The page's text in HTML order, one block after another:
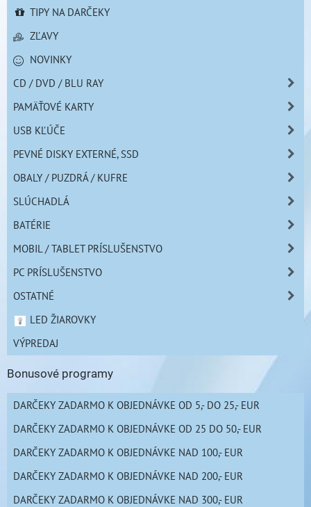
TIPY NA DARČEKY
ZĽAVY
NOVINKY
CD / DVD / BLU RAY
PAMÄŤOVÉ KARTY
USB KĽÚČE
PEVNÉ DISKY EXTERNÉ, SSD
OBALY / PUZDRÁ / KUFRE
SLÚCHADLÁ
BATÉRIE
MOBIL / TABLET PRÍSLUŠENSTVO
PC PRÍSLUŠENSTVO
OSTATNÉ
LED ŽIAROVKY
VÝPREDAJ
Bonusové programy
DARČEKY ZADARMO K OBJEDNÁVKE OD 5,- DO 25,- EUR
DARČEKY ZADARMO K OBJEDNÁVKE OD 25 DO 50,- EUR
DARČEKY ZADARMO K OBJEDNÁVKE NAD 100,- EUR
DARČEKY ZADARMO K OBJEDNÁVKE NAD 200,- EUR
DARČEKY ZADARMO K OBJEDNÁVKE NAD 300,- EUR